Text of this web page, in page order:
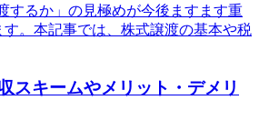
するか」の見極めが今後ますます重
。本記事では、株式譲渡の基本や税
スキームやメリット・デメリ